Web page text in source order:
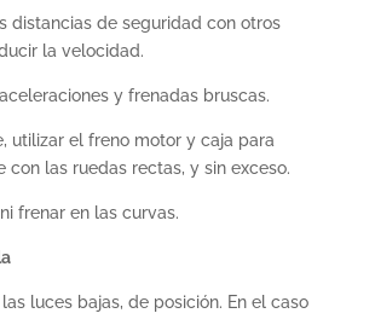
distancias de seguridad con otros
la velocidad.
y frenadas bruscas.
utilizar el freno motor y caja para
con las ruedas rectas, y sin exceso.
frenar en las curvas.
luces bajas, de posición. En el caso